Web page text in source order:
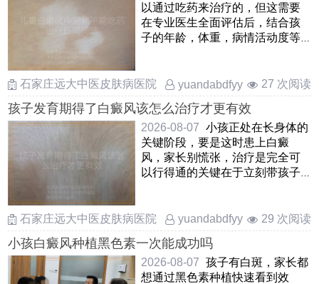
以通过吃药来治疗的，但这需要
在专业医生全面评估后，结合孩
子的年龄，体重，病情活动度等
石家庄远大中医皮肤病医院
yuandabdfyy 27 次阅读
孩子发育期得了白癜风该怎么治疗才更有效
2026-08-07 小孩正处在长身体的
关键阶段，要是这时患上白癜
风，家长别慌张，治疗是完全可
以行得通的关键在于立刻带孩子
石家庄远大中医皮肤病医院
yuandabdfyy 29 次阅读
小孩白癜风种植黑色素一次能成功吗
2026-08-07 孩子有白斑，家长都
想通过黑色素种植快速看到效